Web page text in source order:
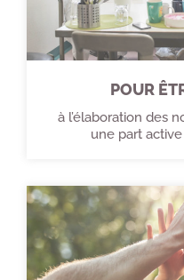
POUR
à l’élaboration des
une part